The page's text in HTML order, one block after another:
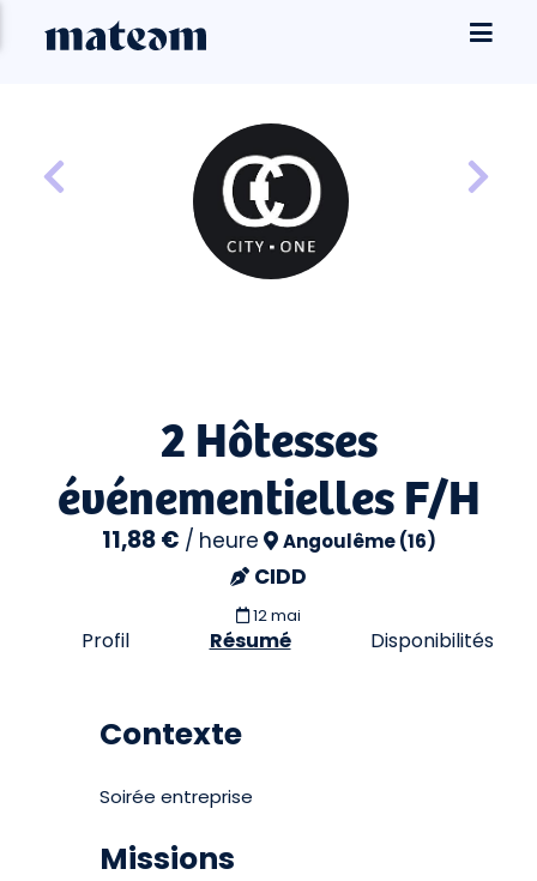
2 Hôtesses
événementielles F/H
11,88 € / heure Angoulême (16)
CIDD
12 mai
Profil Résumé Disponibilités
Contexte
Soirée entreprise
Missions